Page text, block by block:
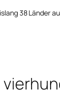
38 Länder